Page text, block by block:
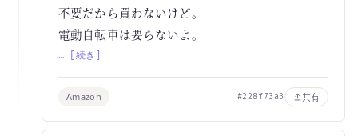
不要だから買わないけど。
電動自転車は要らないよ。
… [続き]
Amazon #228f73a3 共有